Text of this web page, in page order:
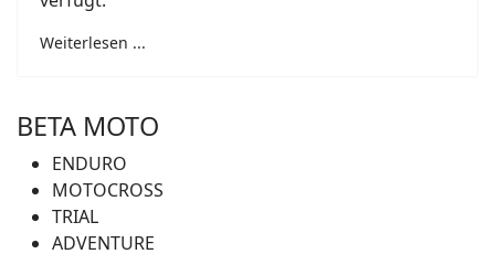
Weiterlesen ...
BETA MOTO
ENDURO
MOTOCROSS
TRIAL
ADVENTURE